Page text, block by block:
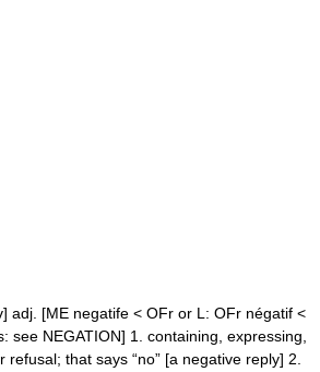
adj. [ME negatife < OFr or L: OFr négatif <
see NEGATION] 1. containing, expressing,
that says “no” [a negative reply] 2.